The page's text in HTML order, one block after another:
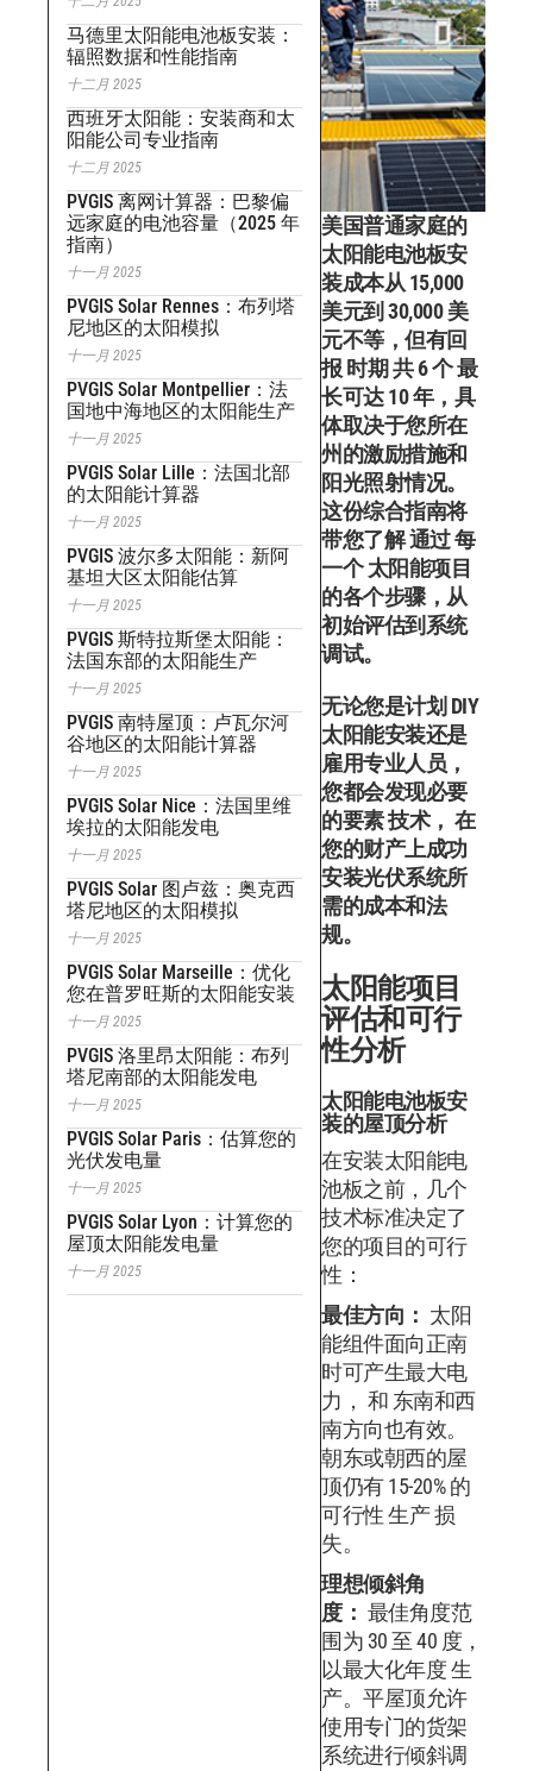
马德里太阳能电池板安装：
辐照数据和性能指南
十二月 2025
西班牙太阳能：安装商和太
阳能公司专业指南
十二月 2025
PVGIS 离网计算器：巴黎偏
远家庭的电池容量（2025 年
指南）
十一月 2025
PVGIS Solar Rennes：布列塔
尼地区的太阳模拟
十一月 2025
PVGIS Solar Montpellier：法
国地中海地区的太阳能生产
十一月 2025
PVGIS Solar Lille：法国北部
的太阳能计算器
十一月 2025
PVGIS 波尔多太阳能：新阿
基坦大区太阳能估算
十一月 2025
PVGIS 斯特拉斯堡太阳能：
法国东部的太阳能生产
十一月 2025
PVGIS 南特屋顶：卢瓦尔河
谷地区的太阳能计算器
十一月 2025
PVGIS Solar Nice：法国里维
埃拉的太阳能发电
十一月 2025
PVGIS Solar 图卢兹：奥克西
塔尼地区的太阳模拟
十一月 2025
PVGIS Solar Marseille：优化
您在普罗旺斯的太阳能安装
十一月 2025
PVGIS 洛里昂太阳能：布列
塔尼南部的太阳能发电
十一月 2025
PVGIS Solar Paris：估算您的
光伏发电量
十一月 2025
PVGIS Solar Lyon：计算您的
屋顶太阳能发电量
十一月 2025
美国普通家庭的
太阳能电池板安
装成本从 15,000
美元到 30,000 美
元不等，但有回
报 时期 共 6 个 最
长可达 10 年，具
体取决于您所在
州的激励措施和
阳光照射情况。
这份综合指南将
带您了解 通过 每
一个 太阳能项目
的各个步骤，从
初始评估到系统
调试。
无论您是计划 DIY
太阳能安装还是
雇用专业人员，
您都会发现必要
的要素 技术， 在
您的财产上成功
安装光伏系统所
需的成本和法
规。
太阳能项目
评估和可行
性分析
太阳能电池板安
装的屋顶分析
在安装太阳能电
池板之前，几个
技术标准决定了
您的项目的可行
性：
最佳方向： 太阳
能组件面向正南
时可产生最大电
力， 和 东南和西
南方向也有效。
朝东或朝西的屋
顶仍有 15-20% 的
可行性 生产 损
失。
理想倾斜角
度： 最佳角度范
围为 30 至 40 度，
以最大化年度 生
产。平屋顶允许
使用专门的货架
系统进行倾斜调